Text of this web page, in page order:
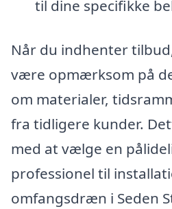
til dine specifikke
Når du indhenter
være opmærksom på
om materialer,
fra tidligere kunder.
med at vælge en
professionel til
omfangsdræn i Seden